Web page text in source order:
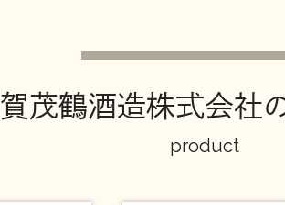
賀茂鶴酒造株式会社
product